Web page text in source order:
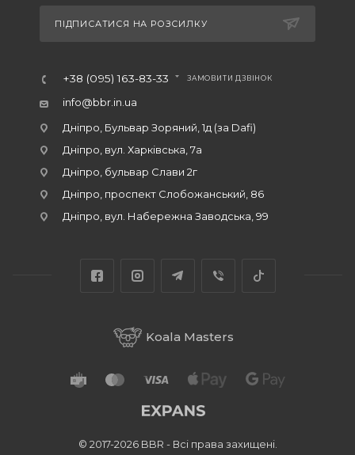
ПІДПИСАТИСЯ НА РОЗСИЛКУ
+38 (095) 163-83-33 ЗАМОВИТИ ДЗВІНОК
info@bbr.in.ua
Дніпро, Бульвар Зоряний, 1д (за Dafi)
Дніпро, вул. Харківська, 7а
Дніпро, бульвар Слави 2г
Дніпро, проспект Слобожанський, 86
Дніпро, вул. Набережна Заводська, 99
Koala Masters
© 2017-2026 BBR - Всі права захищені.